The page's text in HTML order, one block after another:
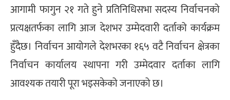
आगामी फागुन २१ गते हुने प्रतिनिधिसभा सदस्य निर्वाचनको
प्रत्यक्षतर्फका लागि आज देशभर उम्मेदवारी दर्ताको कार्यक्रम
हुँदैछ। निर्वाचन आयोगले देशभरका १६५ वटै निर्वाचन क्षेत्रका
निर्वाचन कार्यालय स्थापना गरी उम्मेदवार दर्ताका लागि
आवश्यक तयारी पूरा भइसकेको जनाएको छ।